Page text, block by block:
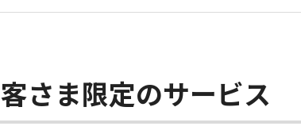
さま限定のサービス